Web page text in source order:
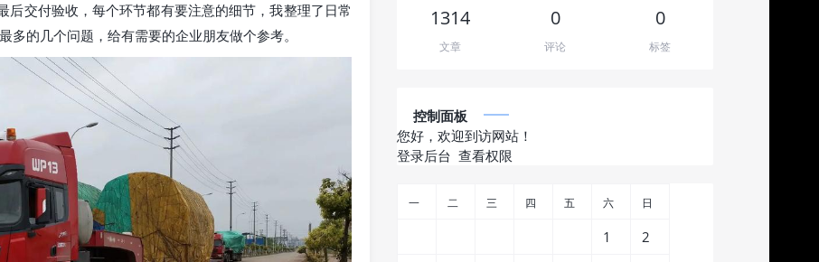
后交付验收，每个环节都有要注意的细节，我整理了日常
的几个问题，给有需要的企业朋友做个参考。
1314
文章
0
评论
0
标签
控制面板
您好，欢迎到访网站！
登录后台 查看权限
一 二 三 四 五 六 日
1
2